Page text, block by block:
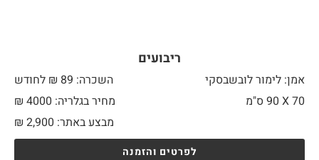
ריבועים
אמן: לימור לובשבסקי
השכרה: 89 ₪ לחודש
70 X
מחיר בגלריה: 4000 ₪
מבצע באתר:
₪ 2,900
לפרטים והזמנה